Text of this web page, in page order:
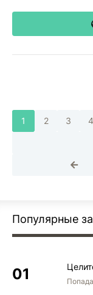
1 2 3 4
Популярные